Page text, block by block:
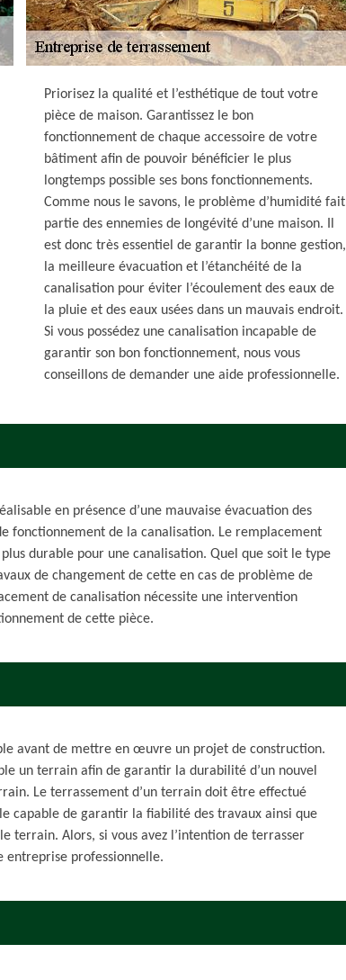
Priorisez la qualité et l’esthétique de tout votre
pièce de maison. Garantissez le bon
fonctionnement de chaque accessoire de votre
bâtiment afin de pouvoir bénéficier le plus
longtemps possible ses bons fonctionnements.
Comme nous le savons, le problème d’humidité fait
partie des ennemies de longévité d’une maison. Il
est donc très essentiel de garantir la bonne gestion,
la meilleure évacuation et l’étanchéité de la
canalisation pour éviter l’écoulement des eaux de
la pluie et des eaux usées dans un mauvais endroit.
Si vous possédez une canalisation incapable de
garantir son bon fonctionnement, nous vous
conseillons de demander une aide professionnelle.
en présence d’une mauvaise évacuation des
fonctionnement de la canalisation. Le remplacement
durable pour une canalisation. Quel que soit le type
de changement de cette en cas de problème de
de canalisation nécessite une intervention
de cette pièce.
avant de mettre en œuvre un projet de construction.
un terrain afin de garantir la durabilité d’un nouvel
Le terrassement d’un terrain doit être effectué
capable de garantir la fiabilité des travaux ainsi que
terrain. Alors, si vous avez l’intention de terrasser
entreprise professionnelle.